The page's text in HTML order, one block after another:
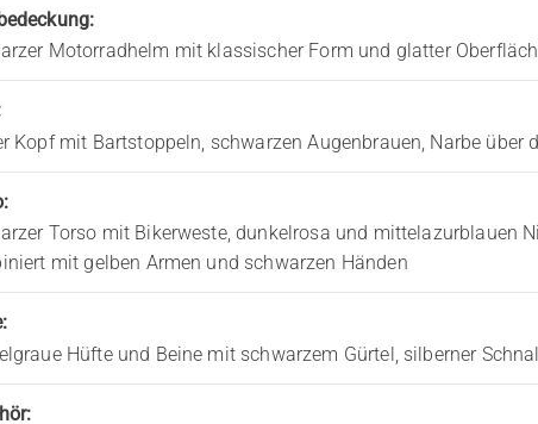
Motorradhelm mit klassischer Form und glatter
Kopf mit Bartstoppeln, schwarzen Augenbrauen, Narbe
Torso mit Bikerweste, dunkelrosa und mittelazurblauen
mit gelben Armen und schwarzen Händen
Hüfte und Beine mit schwarzem Gürtel, silberner